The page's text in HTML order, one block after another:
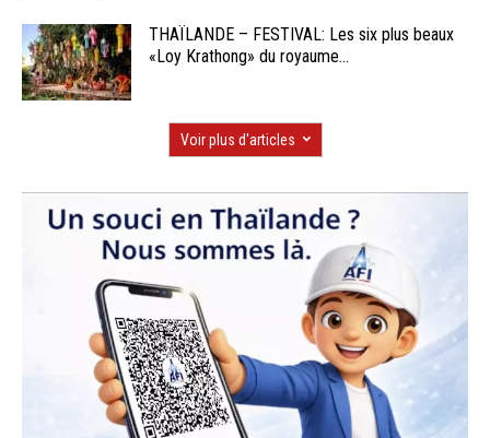
THAÏLANDE – FESTIVAL: Les six plus beaux
«Loy Krathong» du royaume...
Voir plus d'articles